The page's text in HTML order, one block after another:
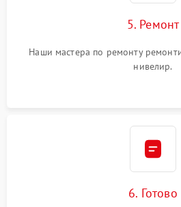
5. Ремонт
Наши мастера по ремонту
нивелир.
6. Готово